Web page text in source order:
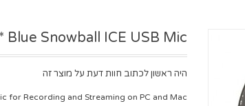
Blue Snowball ICE USB Mic *זמין במלאי בשחור*
היה ראשון לכתוב חוות דעת על מוצר זה
for Recording and Streaming on PC and Mac.